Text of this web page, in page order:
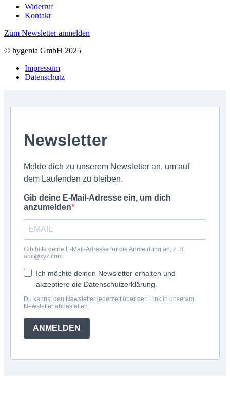
Widerruf
Kontakt
Zum Newsletter anmelden
© hygenia GmbH 2025
Impressum
Datenschutz
Newsletter
Melde dich zu unserem Newsletter an, um auf
dem Laufenden zu bleiben.
Gib deine E-Mail-Adresse ein, um dich
anzumelden
Gib bitte deine E-Mail-Adresse für die Anmeldung an, z. B.
abc@xyz.com.
Ich möchte deinen Newsletter erhalten und
akzeptiere die Datenschutzerklärung.
Du kannst den Newsletter jederzeit über den Link in unserem
Newsletter abbestellen.
ANMELDEN